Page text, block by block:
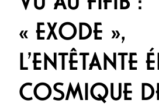
« EXODE »,
L’ENTÊTANTE
COSMIQUE